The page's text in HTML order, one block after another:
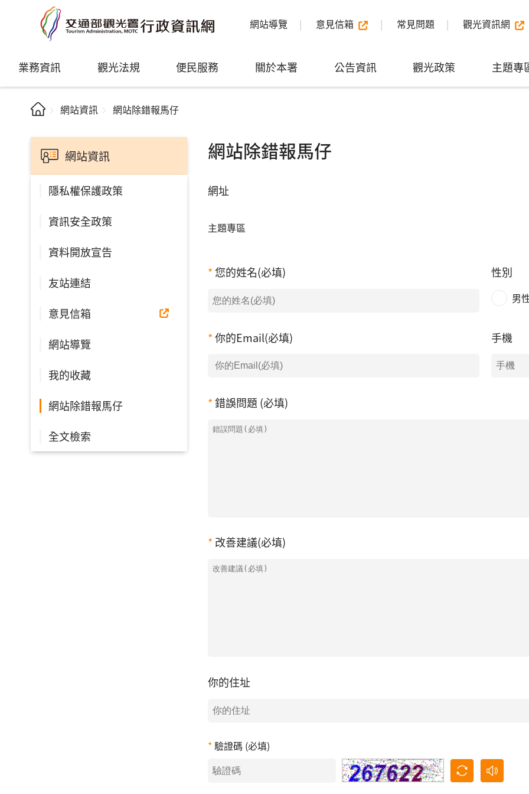
網站導覽 意見信箱 常見問題 觀光資訊網
業務資訊 觀光法規 便民服務 關於本署 公告資訊 觀光政策 主題專
網站資訊 網站除錯報馬仔
網站資訊
隱私權保護政策
資訊安全政策
資料開放宣告
友站連結
意見信箱
網站導覽
我的收藏
網站除錯報馬仔
全文檢索
網站除錯報馬仔
網址
主題專區
您的姓名(必填) 性別
男
你的Email(必填) 手機
錯誤問題 (必填)
改善建議(必填)
你的住址
驗證碼 (必填)